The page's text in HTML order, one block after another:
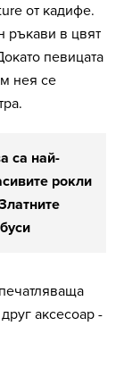
от кадифе.
ръкави в цвят
певицата
нея се
са най-
рокли
аксесоар -